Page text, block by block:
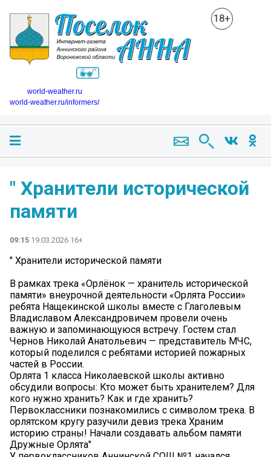
18+
world-weather.ru
world-weather.ru/informers/
" Хранители исторической
памяти
09:15 19.03.2026 16+
" Хранители исторической памяти
В рамках трека «Орлёнок — хранитель исторической
памяти» внеурочной деятельности «Орлята России»
ребята Нащекинской школы вместе с Глаголевым
Владиславом Александровичем провели очень
важную и запоминающуюся встречу. Гостем стал
Чернов Николай Анатольевич — представитель МЧС,
который поделился с ребятами историей пожарных
частей в России.
Орлята 1 класса Николаевской школы активно
обсудили вопросы: Кто может быть хранителем? Для
кого нужно хранить? Как и где хранить?
Первоклассники познакомились с символом трека. В
орлятском кругу разучили девиз трека Храним
историю страны! Начали создавать альбом памяти
Дружные Орлята"